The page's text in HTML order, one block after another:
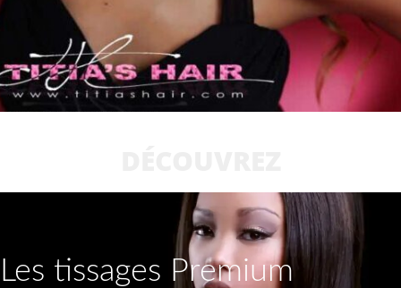
Les tissages Premium